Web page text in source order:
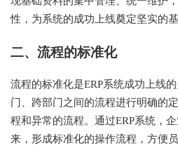
性，为系统的成功上线奠定坚实的基
二、流程的标准化
流程的标准化是ERP系统成功上线
门、跨部门之间的流程进行明确的
程和异常的流程。通过ERP系统，
来，形成标准化的操作流程，方便